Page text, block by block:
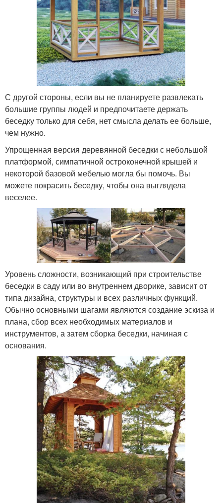
С другой стороны, если вы не планируете развлекать
большие группы людей и предпочитаете держать
беседку только для себя, нет смысла делать ее больше,
чем нужно.
Упрощенная версия деревянной беседки с небольшой
платформой, симпатичной остроконечной крышей и
некоторой базовой мебелью могла бы помочь. Вы
можете покрасить беседку, чтобы она выглядела
веселее.
Уровень сложности, возникающий при строительстве
беседки в саду или во внутреннем дворике, зависит от
типа дизайна, структуры и всех различных функций.
Обычно основными шагами являются создание эскиза и
плана, сбор всех необходимых материалов и
инструментов, а затем сборка беседки, начиная с
основания.